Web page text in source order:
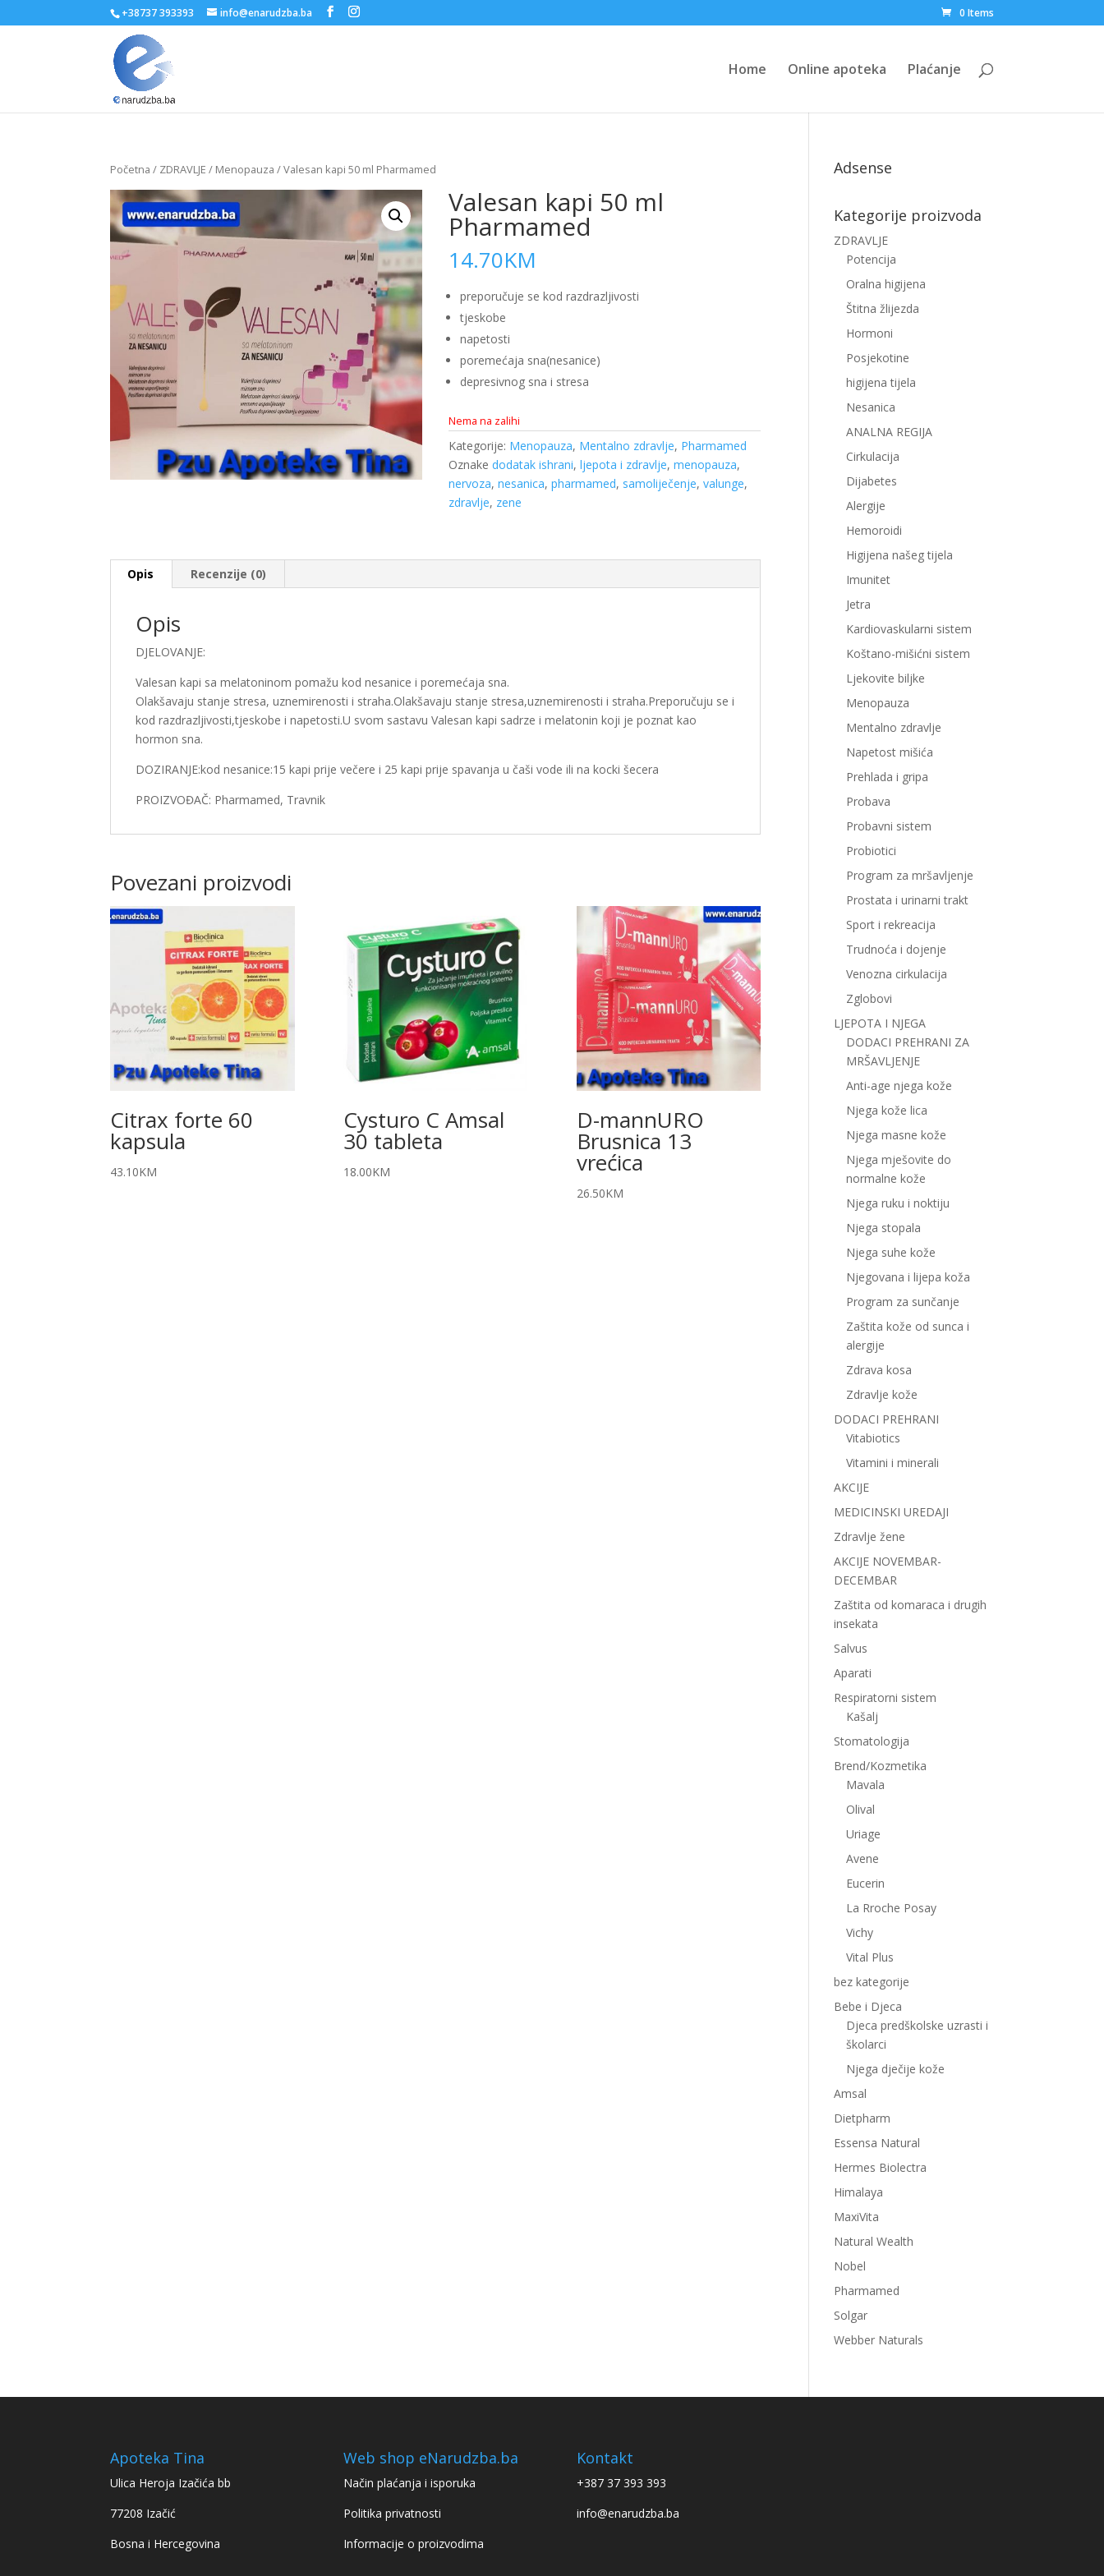
+38737 393393 info@enarudzba.ba 0 Items
Home Online apoteka Plaćanje
Početna / ZDRAVLJE / Menopauza / Valesan kapi 50 ml Pharmamed
Valesan kapi 50 ml
Pharmamed
14.70KM
preporučuje se kod razdrazljivosti
tjeskobe
napetosti
poremećaja sna(nesanice)
depresivnog sna i stresa
Nema na zalihi
Kategorije: Menopauza, Mentalno zdravlje, Pharmamed
Oznakedodatak ishrani,ljepota i zdravlje,menopauza,
nervoza,nesanica,pharmamed, samoliječenje,valunge,
zdravlje, zene
Opis Recenzije (0)
Opis
DJELOVANJE:
Valesan kapi sa melatoninom pomažu kod nesanice i poremećaja sna.
Olakšavaju stanje stresa, uznemirenosti i straha.Olakšavaju stanje stresa,uznemirenosti i straha.Preporučuju se i
kod razdrazljivosti,tjeskobe i napetosti.U svom sastavu Valesan kapi sadrze i melatonin koji je poznat kao
hormon sna.
DOZIRANJE:kod nesanice:15 kapi prije večere i 25 kapi prije spavanja u čaši vode ili na kocki šecera
PROIZVOĐAČ: Pharmamed, Travnik
Povezani proizvodi
Citrax forte 60
kapsula
43.10KM
Cysturo C Amsal
30 tableta
18.00KM
D-mannURO
Brusnica 13
vrećica
26.50KM
Adsense
Kategorije proizvoda
ZDRAVLJE
Potencija
Oralna higijena
Štitna žlijezda
Hormoni
Posjekotine
higijena tijela
Nesanica
ANALNA REGIJA
Cirkulacija
Dijabetes
Alergije
Hemoroidi
Higijena našeg tijela
Imunitet
Jetra
Kardiovaskularni sistem
Koštano-mišićni sistem
Ljekovite biljke
Menopauza
Mentalno zdravlje
Napetost mišića
Prehlada i gripa
Probava
Probavni sistem
Probiotici
Program za mršavljenje
Prostata i urinarni trakt
Sport i rekreacija
Trudnoća i dojenje
Venozna cirkulacija
Zglobovi
LJEPOTA I NJEGA
DODACI PREHRANI ZA
MRŠAVLJENJE
Anti-age njega kože
Njega kože lica
Njega masne kože
Njega mješovite do
normalne kože
Njega ruku i noktiju
Njega stopala
Njega suhe kože
Njegovana i lijepa koža
Program za sunčanje
Zaštita kože od sunca i
alergije
Zdrava kosa
Zdravlje kože
DODACI PREHRANI
Vitabiotics
Vitamini i minerali
AKCIJE
MEDICINSKI UREDAJI
Zdravlje žene
AKCIJE NOVEMBAR-
DECEMBAR
Zaštita od komaraca i drugih
insekata
Salvus
Aparati
Respiratorni sistem
Kašalj
Stomatologija
Brend/Kozmetika
Mavala
Olival
Uriage
Avene
Eucerin
La Rroche Posay
Vichy
Vital Plus
bez kategorije
Bebe i Djeca
Djeca predškolske uzrasti i
školarci
Njega dječije kože
Amsal
Dietpharm
Essensa Natural
Hermes Biolectra
Himalaya
MaxiVita
Natural Wealth
Nobel
Pharmamed
Solgar
Webber Naturals
Apoteka Tina
Ulica Heroja Izačića bb
77208 Izačić
Bosna i Hercegovina
Web shop eNarudzba.ba
Način plaćanja i isporuka
Politika privatnosti
Informacije o proizvodima
Kontakt
+387 37 393 393
info@enarudzba.ba